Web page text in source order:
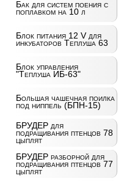
Бак для систем поения с
поплавком на 10 л
Блок питания 12 V для
инкубаторов Теплуша 63
Блок управления
"Теплуша ИБ-63"
Большая чашечная поилка
под ниппель (БПН-15)
БРУДЕР для
подращивания птенцов 78
цыплят
БРУДЕР разборной для
подращивания птенцов 77
цыплят